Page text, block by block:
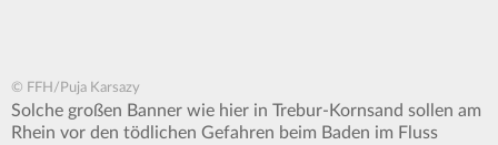
© FFH/Puja Karsazy
Solche großen Banner wie hier in Trebur-Kornsand sollen am
Rhein vor den tödlichen Gefahren beim Baden im Fluss